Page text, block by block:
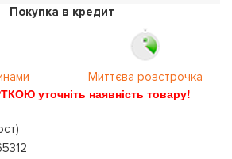
Покупка в кредит
Миттєва розстрочка
уточніть наявність товару!